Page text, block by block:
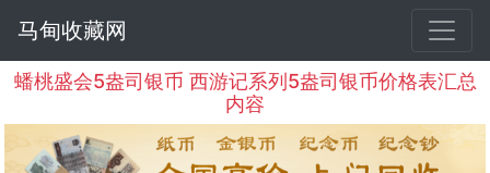
马甸收藏网
蟠桃盛会5盎司银币 西游记系列5盎司银币价格表汇总
内容